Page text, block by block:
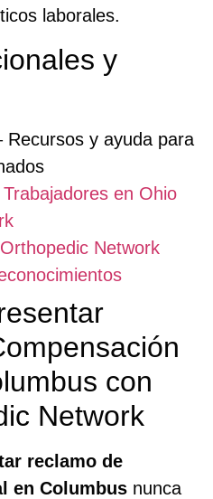
laborales.
y
Recursos y ayuda para
en Ohio
Network
con
Network
reclamo de
en Columbus nunca